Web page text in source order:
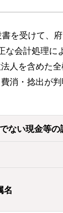
を受けて、
な会計処理に
人を含めた
消・捻出が判
ない現金等
名